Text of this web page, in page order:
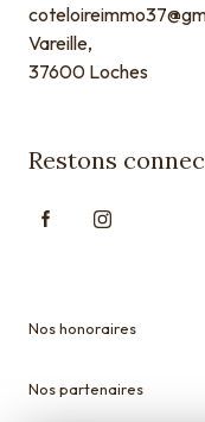
Vareille,
37600 Loches
Restons
Nos honoraires
Nos partenaires